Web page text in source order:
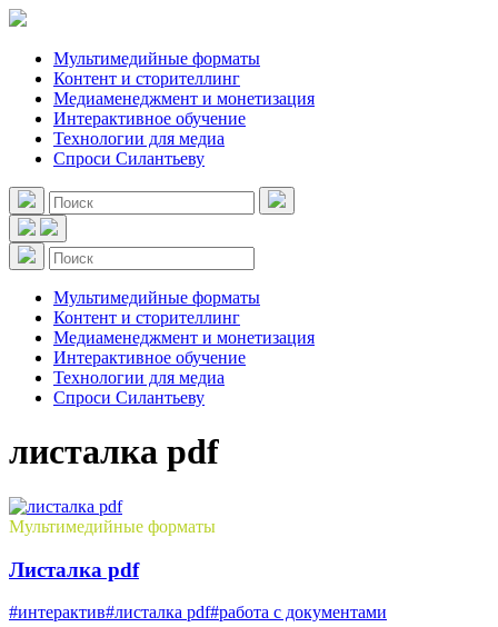
Мультимедийные форматы
Контент и сторителлинг
Медиаменеджмент и монетизация
Интерактивное обучение
Технологии для медиа
Спроси Силантьеву
Мультимедийные форматы
Контент и сторителлинг
Медиаменеджмент и монетизация
Интерактивное обучение
Технологии для медиа
Спроси Силантьеву
листалка pdf
Мультимедийные форматы
Листалка pdf
#интерактив#листалка pdf#работа с документами